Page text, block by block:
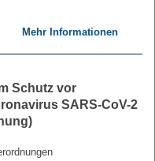
Mehr Informationen
Schutz vor
SARS-CoV-2